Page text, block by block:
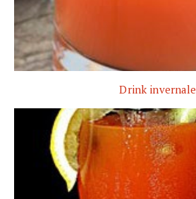
Drink invernale